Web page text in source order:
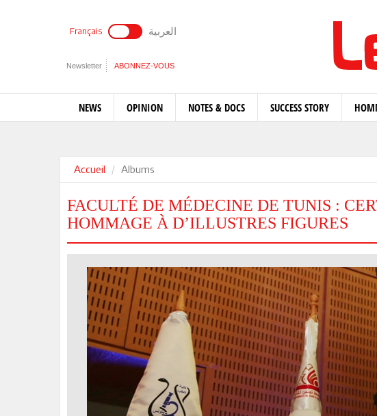
Français العربية
Newsletter ABONNEZ-VOUS
NEWS OPINION NOTES & DOCS SUCCESS STORY
Accueil Albums
FACULTÉ DE MÉDECINE DE TUNIS :
HOMMAGE À D’ILLUSTRES FIGURES